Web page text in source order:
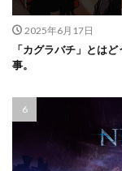
2025年6月17日
「カグラバチ」とは
事。